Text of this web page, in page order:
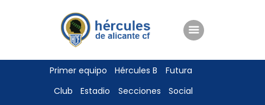
Primer equipo Hércules B
Futura
Club
Estadio Secciones
Social
ENTRADAS
TIENDA
HÉRCULESCF100